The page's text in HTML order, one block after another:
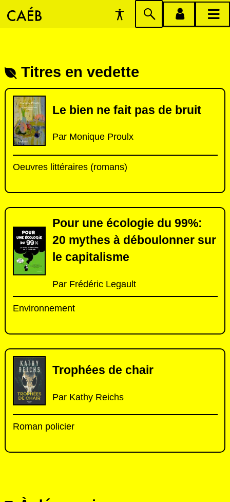
Préférences
d'accessibilité
Passer
menu
menu
Titres en vedette
Le bien ne fait pas de bruit
Par Monique Proulx
Oeuvres littéraires (romans)
Pour une écologie du 99%:
20 mythes à déboulonner sur
le capitalisme
Par Frédéric Legault
Environnement
Trophées de chair
Par Kathy Reichs
Roman policier